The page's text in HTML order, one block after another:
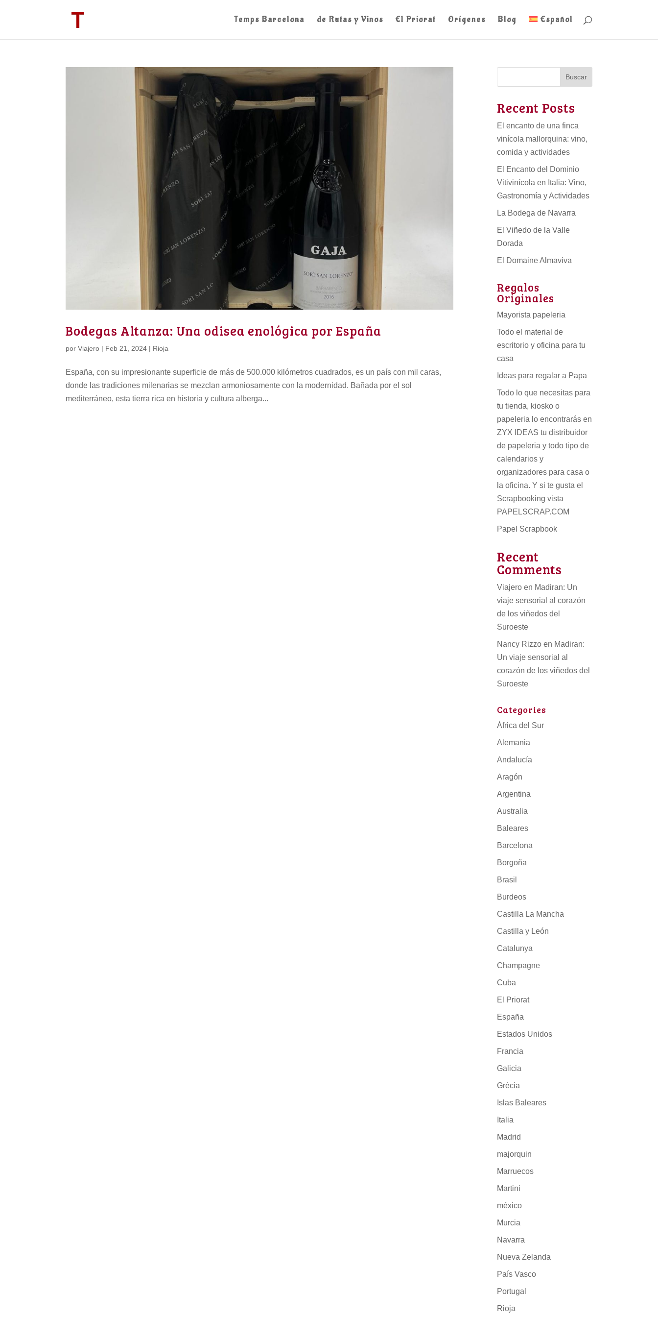
Temps Barcelona de Rutas y Vinos El Priorat Orígenes Blog Español
Bodegas Altanza: Una odisea enológica por España
porViajero | Feb 21, 2024 | Rioja
España, con su impresionante superficie de más de 500.000 kilómetros cuadrados, es un país con mil caras,
donde las tradiciones milenarias se mezclan armoniosamente con la modernidad. Bañada por el sol
mediterráneo, esta tierra rica en historia y cultura alberga...
Buscar
Recent Posts
El encanto de una finca
vinícola mallorquina: vino,
comida y actividades
El Encanto del Dominio
Vitivinícola en Italia: Vino,
Gastronomía y Actividades
La Bodega de Navarra
El Viñedo de la Valle
Dorada
El Domaine Almaviva
Regalos
Originales
Mayorista papeleria
Todo el material de
escritorio y oficina para tu
casa
Ideas para regalar a Papa
Todo lo que necesitas para
tu tienda, kiosko o
papeleria lo encontrarás en
ZYX IDEAS tudistribuidor
de papeleria y todo tipo de
calendarios y
organizadores para casa o
la oficina. Y si te gusta el
Scrapbooking vista
PAPELSCRAP.COM
Papel Scrapbook
Recent
Comments
Viajero en Madiran: Un
viaje sensorial al corazón
de los viñedos del
Suroeste
Nancy Rizzo en Madiran:
Un viaje sensorial al
corazón de los viñedos del
Suroeste
Categories
África del Sur
Alemania
Andalucía
Aragón
Argentina
Australia
Baleares
Barcelona
Borgoña
Brasil
Burdeos
Castilla La Mancha
Castilla y León
Catalunya
Champagne
Cuba
El Priorat
España
Estados Unidos
Francia
Galicia
Grécia
Islas Baleares
Italia
Madrid
majorquin
Marruecos
Martini
méxico
Murcia
Navarra
Nueva Zelanda
País Vasco
Portugal
Rioja